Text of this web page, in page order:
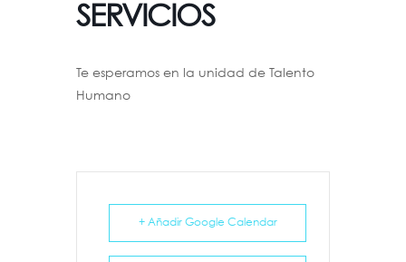
SERVICIOS
Te esperamos en la unidad de Talento
Humano
+ Añadir Google Calendar